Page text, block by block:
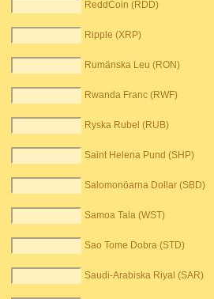
ReddCoin (RDD)
Ripple (XRP)
Rumänska Leu (RON)
Rwanda Franc (RWF)
Ryska Rubel (RUB)
Saint Helena Pund (SHP)
Salomonöarna Dollar (SBD)
Samoa Tala (WST)
Sao Tome Dobra (STD)
Saudi-Arabiska Riyal (SAR)